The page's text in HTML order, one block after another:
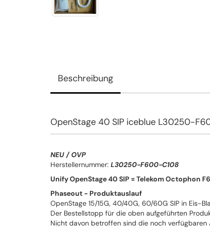
Beschreibung
OpenStage 40 SIP iceblue L30250-
NEU / OVP
Herstellernummer: L30250-F600-C108
Unify OpenStage 40 SIP = Telekom Octophon
Phaseout - Produktauslauf
OpenStage 15/15G, 40/40G, 60/60G SIP in Eis-
Der Bestellstopp für die oben aufgeführten
Nicht davon betroffen sind die noch verfügbaren